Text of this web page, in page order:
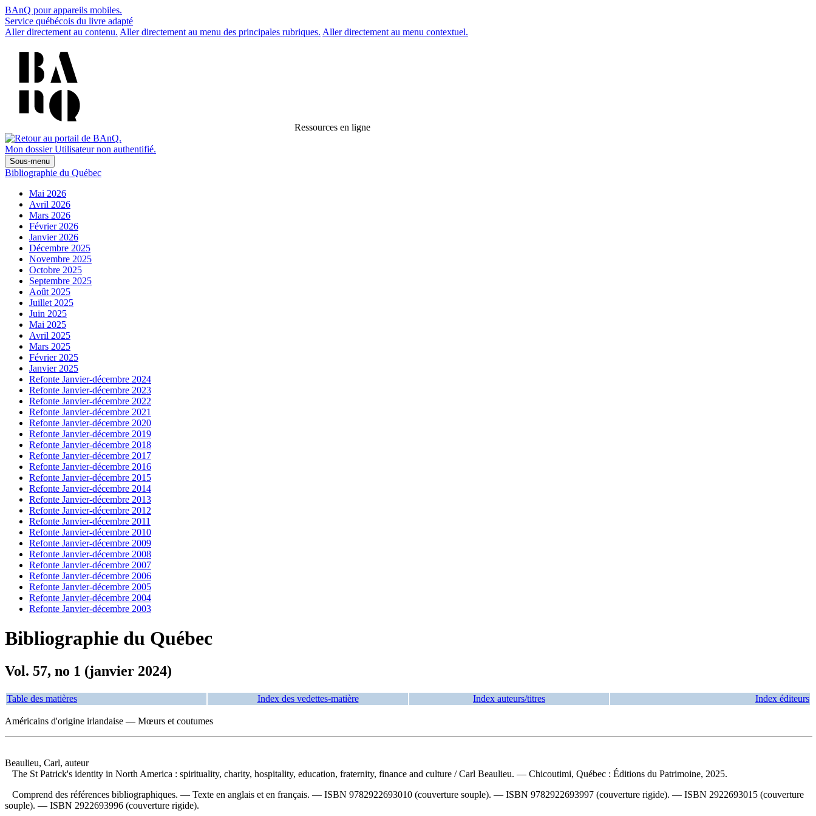
BAnQ pour appareils mobiles.
Service québécois du livre adapté
Aller directement au contenu. Aller directement au menu des principales rubriques. Aller directement au menu contextuel.
Ressources en ligne
Mon dossier Utilisateur non authentifié.
Sous-menu
Bibliographie du Québec
Mai 2026
Avril 2026
Mars 2026
Février 2026
Janvier 2026
Décembre 2025
Novembre 2025
Octobre 2025
Septembre 2025
Août 2025
Juillet 2025
Juin 2025
Mai 2025
Avril 2025
Mars 2025
Février 2025
Janvier 2025
Refonte Janvier-décembre 2024
Refonte Janvier-décembre 2023
Refonte Janvier-décembre 2022
Refonte Janvier-décembre 2021
Refonte Janvier-décembre 2020
Refonte Janvier-décembre 2019
Refonte Janvier-décembre 2018
Refonte Janvier-décembre 2017
Refonte Janvier-décembre 2016
Refonte Janvier-décembre 2015
Refonte Janvier-décembre 2014
Refonte Janvier-décembre 2013
Refonte Janvier-décembre 2012
Refonte Janvier-décembre 2011
Refonte Janvier-décembre 2010
Refonte Janvier-décembre 2009
Refonte Janvier-décembre 2008
Refonte Janvier-décembre 2007
Refonte Janvier-décembre 2006
Refonte Janvier-décembre 2005
Refonte Janvier-décembre 2004
Refonte Janvier-décembre 2003
Bibliographie du Québec
Vol. 57, no 1 (janvier 2024)
Table des matières Index des vedettes-matière Index auteurs/titres Index éditeurs
Américains d'origine irlandaise — Mœurs et coutumes
Beaulieu, Carl, auteur
The St Patrick's identity in North America : spirituality, charity, hospitality, education, fraternity, finance and culture / Carl Beaulieu. — Chicoutimi, Québec : Éditions du Patrimoine, 2025.
Comprend des références bibliographiques. — Texte en anglais et en français. — ISBN 9782922693010 (couverture souple). — ISBN 9782922693997 (couverture rigide). — ISBN 2922693015 (couverture
souple). — ISBN 2922693996 (couverture rigide).